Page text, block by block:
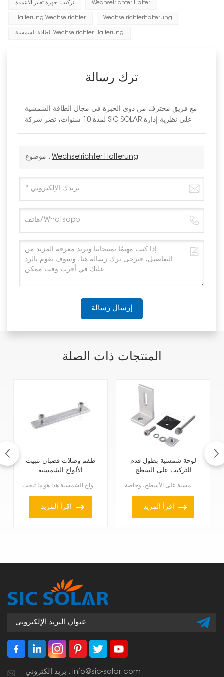
تركيب أجهزة تغيير الأعمدة Wechselrichter Halter
Halterung Wechselrichter Wechselrichterhalterung
الطاقة الشمسية Wechselrichter Halterung
ترك رسالة
مع فريق محترف من ذوي الخبرة في مجال الطاقة الشمسية
لمدة 10 سنوات، تصر شركة SIC SOLAR على نظرية إدارة
موضوع : Wechselrichter Halterung
إرسال رسالة
المنتجات ذات الصلة
طقم وصلات قضبان تثبيت
الألواح الشمسية
هل تحتاج إلى توصيل قضبان تثبيت الألواح الشمسية؟ طقم توصيل قضبان تثبيت الألواح الشمسية هذا هو ما تبحث...
اقرأ المزيد
لوحة شمسية بطول قدم
للتركيب على السطح
تُعدّ قواعد تثبيت الألواح الشمسية على الأسطح عنصراً أساسياً لتركيب الألواح الشمسية على الأسطح، وخاصة...
اقرأ المزيد
بريد إلكتروني : info@sic-solar.com